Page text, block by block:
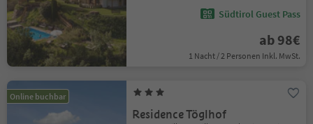
Südtirol Guest Pass
ab 98€
1 Nacht / 2 Personen Inkl. MwSt.
Online buchbar
Residence Töglhof